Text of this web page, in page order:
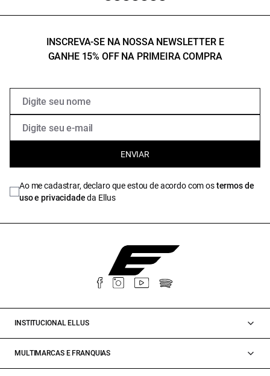
INSCREVA-SE NA NOSSA NEWSLETTER E
GANHE 15% OFF NA PRIMEIRA COMPRA
ENVIAR
Ao me cadastrar, declaro que estou de acordo com ostermos de
uso e privacidadeda Ellus
INSTITUCIONAL ELLUS
MULTIMARCAS E FRANQUIAS